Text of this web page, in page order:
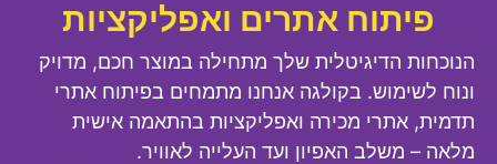
פיתוח אתרים ואפליקציות
הנוכחות הדיגיטלית שלך מתחילה במוצר חכם, מדויק
ונוח לשימוש. בקולגה אנחנו מתמחים בפיתוח אתרי
תדמית, אתרי מכירה ואפליקציות בהתאמה אישית
מלאה – משלב האפיון ועד העלייה לאוויר.